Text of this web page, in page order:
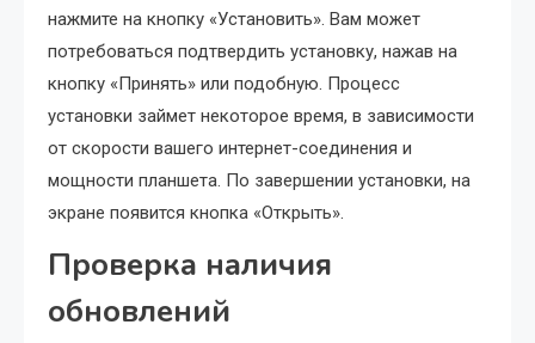
нажмите на кнопку «Установить». Вам может
потребоваться подтвердить установку, нажав на
кнопку «Принять» или подобную. Процесс
установки займет некоторое время, в зависимости
от скорости вашего интернет-соединения и
мощности планшета. По завершении установки, на
экране появится кнопка «Открыть».
Проверка наличия
обновлений